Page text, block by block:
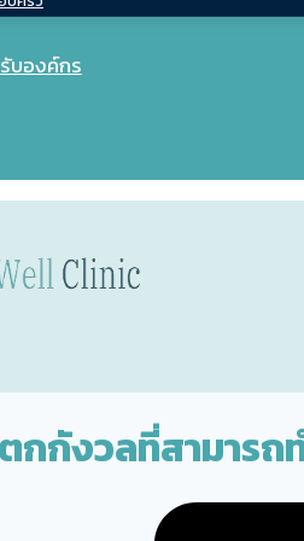
บองค์กร
กกังวลที่สามารถ